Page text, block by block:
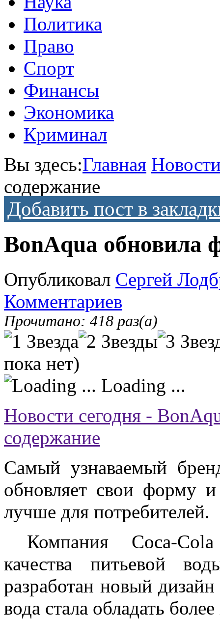
Политика
Право
Спорт
Финансы
Экономика
Криминал
Вы здесь:Главная
содержание
Добавить пост в
BonAqua обновила
Опубликовал Сергей
Комментариев
Прочитано: 418 раз(а)
пока нет)
Loading ...
Новости сегодня -
содержание
Самый узнаваемый
обновляет свои форму
лучше для потребителей.
Компания Coca-Cola
качества питьевой
разработан новый
вода стала обладать